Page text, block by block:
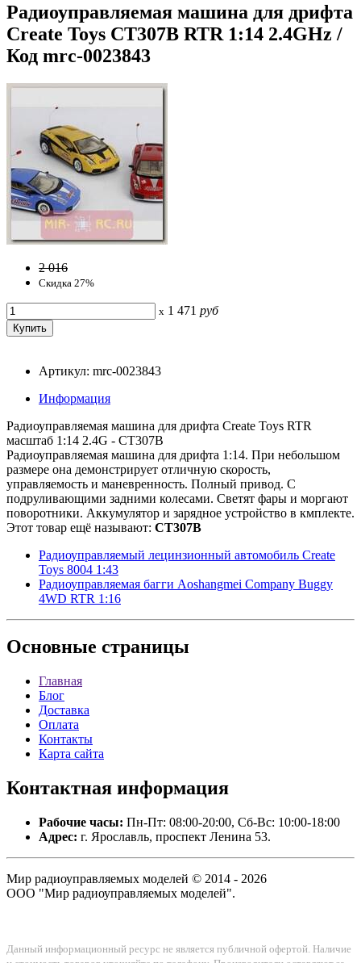
Радиоуправляемая машина для дрифта
Create Toys СT307B RTR 1:14 2.4GHz /
Код mrc-0023843
2 016
Скидка 27%
x 1 471 руб
Артикул: mrc-0023843
Информация
Радиоуправляемая машина для дрифта Create Toys RTR
масштаб 1:14 2.4G - СT307B
Радиоуправляемая машина для дрифта 1:14. При небольшом
размере она демонстрирует отличную скорость,
управляемость и маневренность. Полный привод. С
подруливающими задними колесами. Светят фары и моргают
поворотники. Аккумулятор и зарядное устройство в кмплекте.
Этот товар ещё называют: CT307B
Радиоуправляемый лецинзионный автомобиль Create
Toys 8004 1:43
Радиоуправляемая багги Aoshangmei Company Buggy
4WD RTR 1:16
Основные страницы
Главная
Блог
Доставка
Оплата
Контакты
Карта сайта
Контактная информация
Рабочие часы: Пн-Пт: 08:00-20:00, Сб-Вс: 10:00-18:00
Адрес: г. Ярославль, проспект Ленина 53.
Мир радиоуправляемых моделей © 2014 - 2026
ООО "Мир радиоуправляемых моделей".
Данный информационный ресурс не является публичной офертой. Наличие